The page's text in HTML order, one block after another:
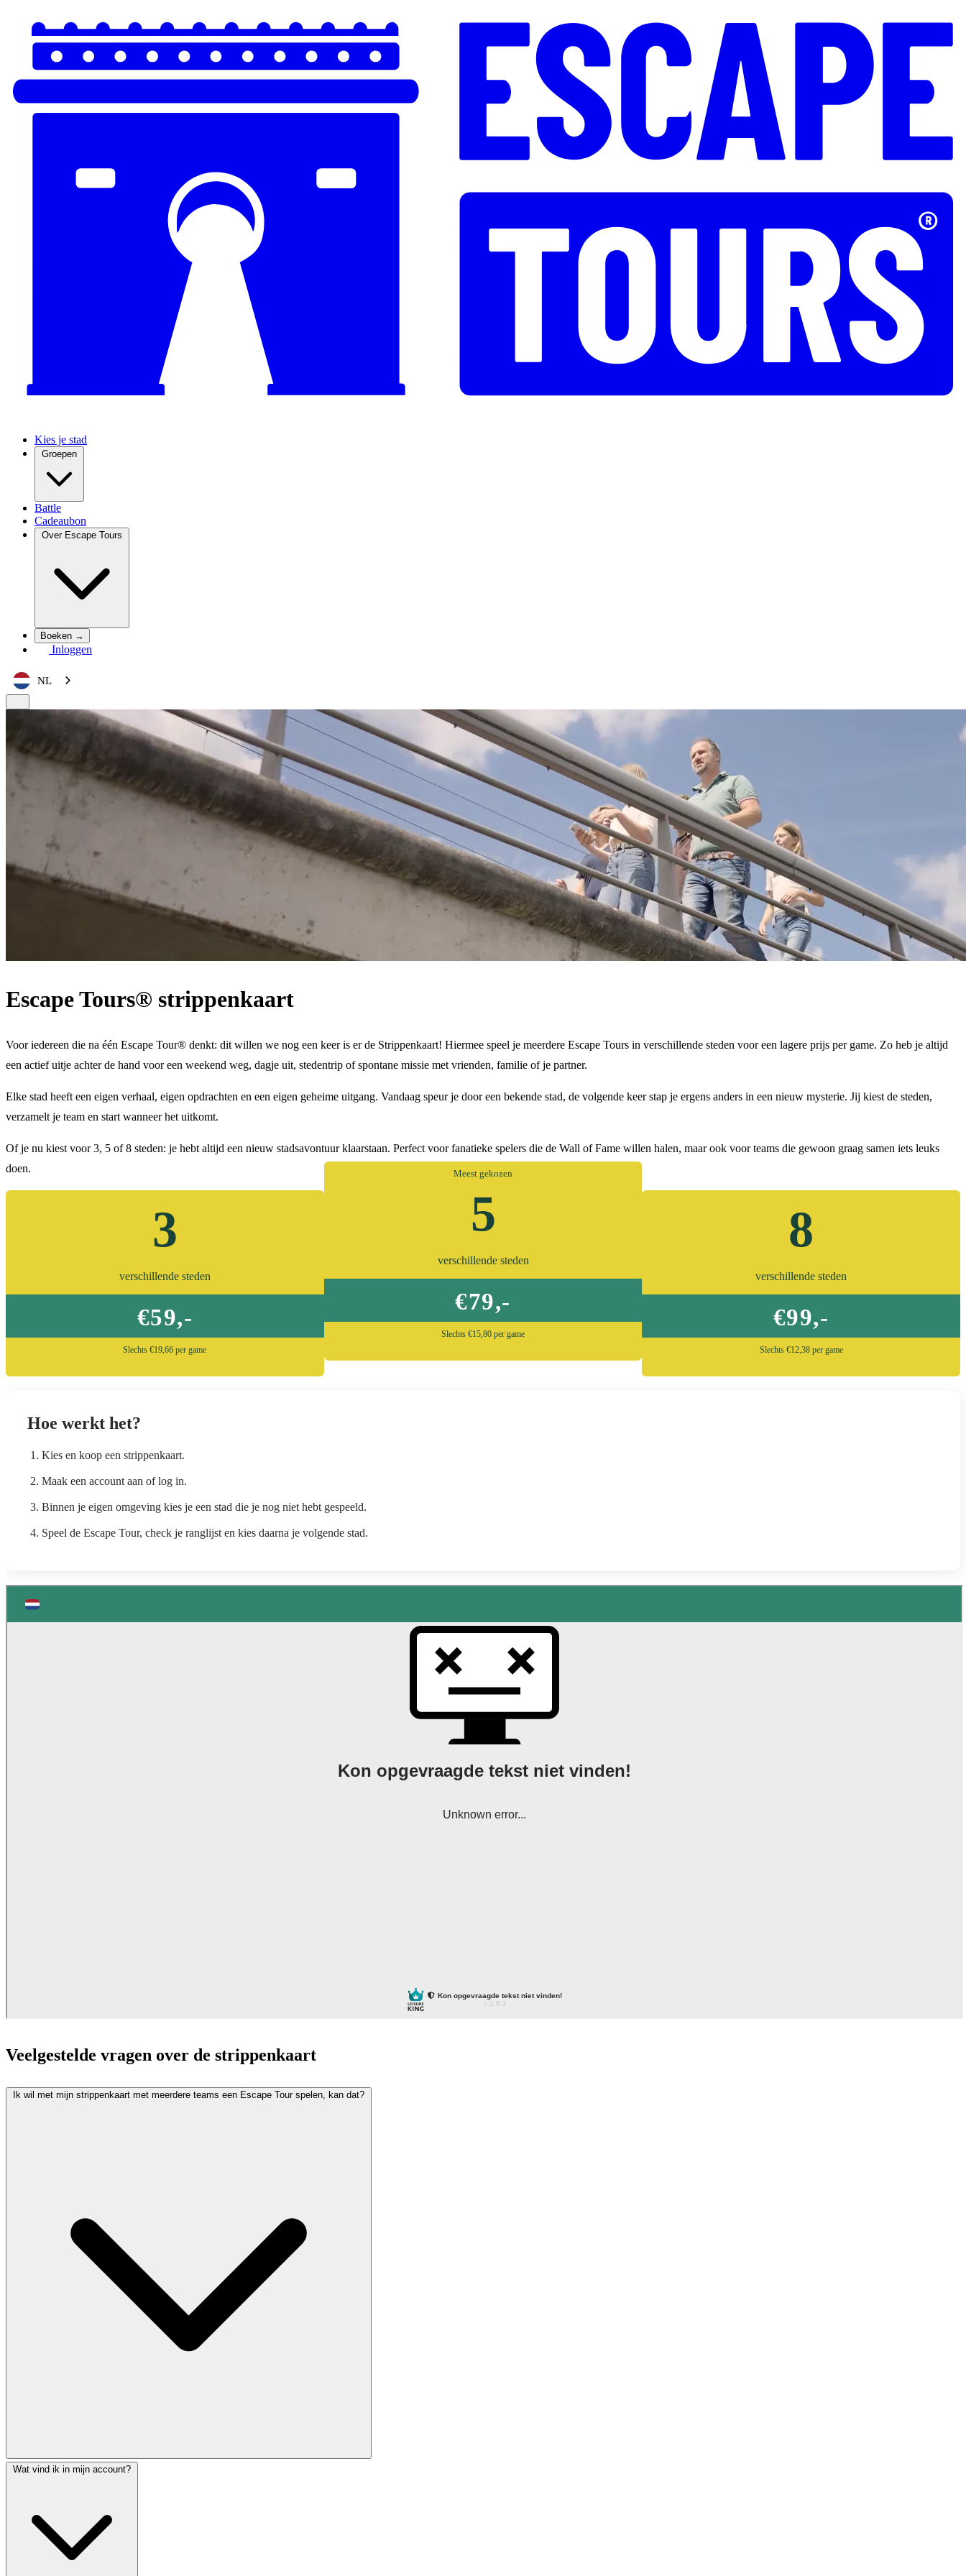
Kies je stad
Groepen
Battle
Cadeaubon
Over Escape Tours
Boeken →
Inloggen
NL
Escape Tours® strippenkaart
Voor iedereen die na één Escape Tour® denkt: dit willen we nog een keer is er de Strippenkaart! Hiermee speel je meerdere Escape Tours in verschillende steden voor een lagere prijs per game. Zo heb je altijd
een actief uitje achter de hand voor een weekend weg, dagje uit, stedentrip of spontane missie met vrienden, familie of je partner.
Elke stad heeft een eigen verhaal, eigen opdrachten en een eigen geheime uitgang. Vandaag speur je door een bekende stad, de volgende keer stap je ergens anders in een nieuw mysterie. Jij kiest de steden,
verzamelt je team en start wanneer het uitkomt.
Of je nu kiest voor 3, 5 of 8 steden: je hebt altijd een nieuw stadsavontuur klaarstaan. Perfect voor fanatieke spelers die de Wall of Fame willen halen, maar ook voor teams die gewoon graag samen iets leuks
doen.
3
verschillende steden
€59,-
Slechts €19,66 per game
Meest gekozen
5
verschillende steden
€79,-
Slechts €15,80 per game
8
verschillende steden
€99,-
Slechts €12,38 per game
Hoe werkt het?
Kies en koop een strippenkaart.
Maak een account aan of log in.
Binnen je eigen omgeving kies je een stad die je nog niet hebt gespeeld.
Speel de Escape Tour, check je ranglijst en kies daarna je volgende stad.
Veelgestelde vragen over de strippenkaart
Ik wil met mijn strippenkaart met meerdere teams een Escape Tour spelen, kan dat?
Wat vind ik in mijn account?